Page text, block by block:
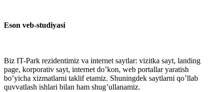
Eson veb-studiyasi
Biz IT-Park rezidentimiz va internet saytlar: vizitka sayt, landing
page, korporativ sayt, internet do’kon, web portallar yaratish
bo’yicha xizmatlarni taklif etamiz. Shuningdek saytlarni qo’llab
quvvatlash ishlari bilan ham shug’ullanamiz.